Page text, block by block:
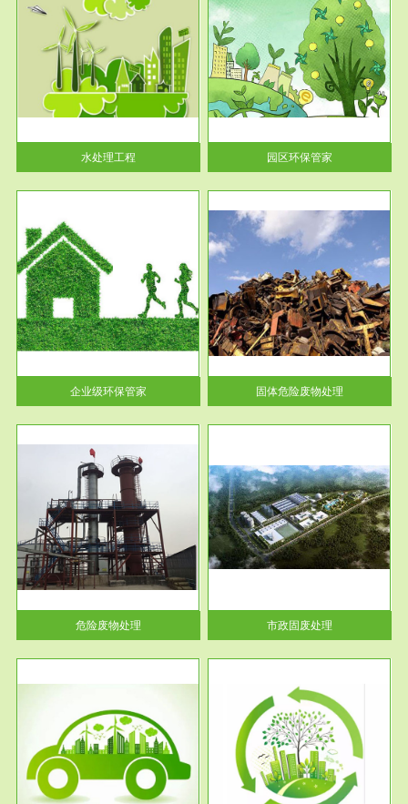
水处理工程
服务范围
园区环保管家
2016 年 4 月，环保部下发《关
于积极发挥环境保护作用促进供
给侧结...
园区环保管家
企业级环保管家
服务范围
固体危险废物处理
固体废物解释：固体废物是指人
们在生产建设、日常生活和其他
活动中...
固体危险废物处理
危险废物处理
服务范围
市政固废处理
蔚蓝生态环境科技所从事的市政
废物处理业务包括市政废物的处
理处...
市政固废处理
服务范围
工作场所职业危害现状评价
【现状评价意义】：具体因素---